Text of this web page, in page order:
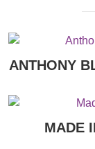
ANTHONY
MADE